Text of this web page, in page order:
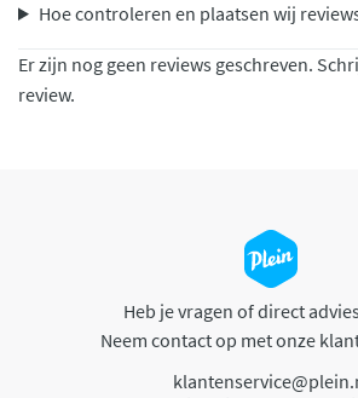
Hoe controleren en plaatsen wij
Er zijn nog geen reviews geschreven.
review.
Heb je vragen of direct
Neem contact op met onze